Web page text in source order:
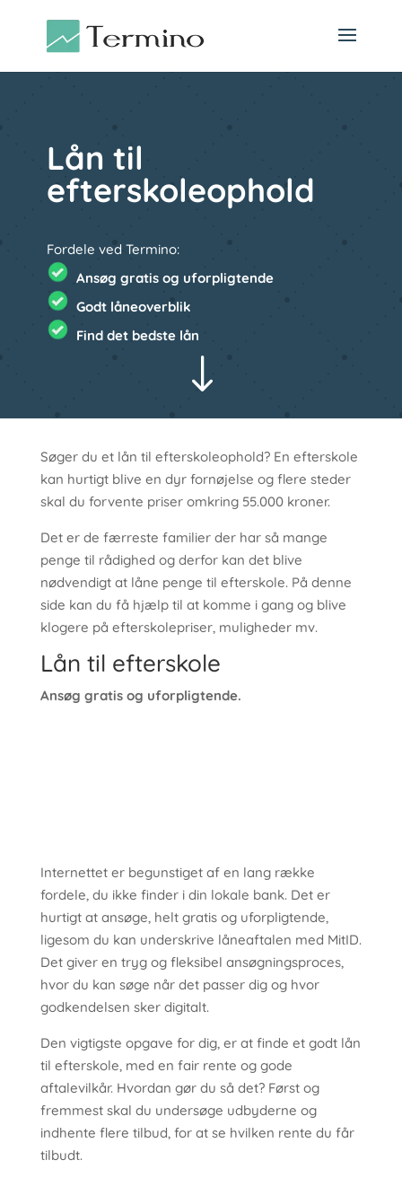
Lån til
efterskoleophold
Fordele ved Termino:
Ansøg gratis og uforpligtende
Godt låneoverblik
Find det bedste lån
"
Søger du et lån til efterskoleophold? En efterskole
kan hurtigt blive en dyr fornøjelse og flere steder
skal du forvente priser omkring 55.000 kroner.
Det er de færreste familier der har så mange
penge til rådighed og derfor kan det blive
nødvendigt at låne penge til efterskole. På denne
side kan du få hjælp til at komme i gang og blive
klogere på efterskolepriser, muligheder mv.
Lån til efterskole
Ansøg gratis og uforpligtende.
Internettet er begunstiget af en lang række
fordele, du ikke finder i din lokale bank. Det er
hurtigt at ansøge, helt gratis og uforpligtende,
ligesom du kan underskrive låneaftalen med MitID.
Det giver en tryg og fleksibel ansøgningsproces,
hvor du kan søge når det passer dig og hvor
godkendelsen sker digitalt.
Den vigtigste opgave for dig, er at finde et godt lån
til efterskole, med en fair rente og gode
aftalevilkår. Hvordan gør du så det? Først og
fremmest skal du undersøge udbyderne og
indhente flere tilbud, for at se hvilken rente du får
tilbudt.